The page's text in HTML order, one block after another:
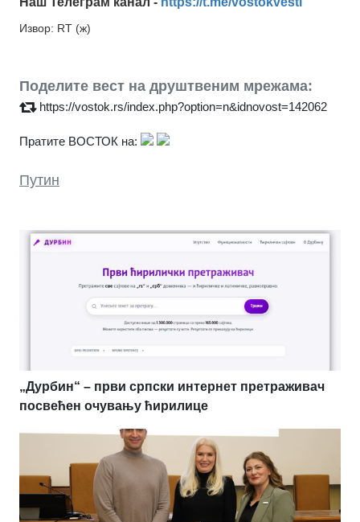
Извор: RT (ж)
Поделите вест на друштвеним мрежама:
https://vostok.rs/index.php?option=n&idnovost=142062
Пратите ВОСТОК на:
Путин
„Дурбин“ – први српски интернет претраживач
посвећен очувању ћирилице